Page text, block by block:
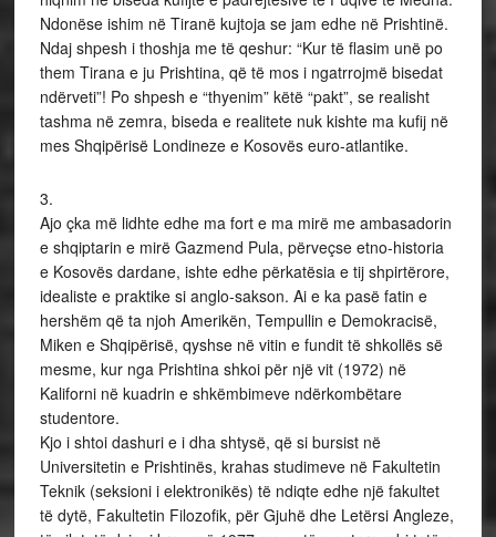
Ndonëse ishim në Tiranë kujtoja se jam edhe në Prishtinë.
Ndaj shpesh i thoshja me të qeshur: “Kur të flasim unë po
them Tirana e ju Prishtina, që të mos i ngatrrojmë bisedat
ndërveti”! Po shpesh e “thyenim” këtë “pakt”, se realisht
tashma në zemra, biseda e realitete nuk kishte ma kufij në
mes Shqipërisë Londineze e Kosovës euro-atlantike.
3.
Ajo çka më lidhte edhe ma fort e ma mirë me ambasadorin
e shqiptarin e mirë Gazmend Pula, përveçse etno-historia
e Kosovës dardane, ishte edhe përkatësia e tij shpirtërore,
idealiste e praktike si anglo-sakson. Ai e ka pasë fatin e
hershëm që ta njoh Amerikën, Tempullin e Demokracisë,
Miken e Shqipërisë, qyshse në vitin e fundit të shkollës së
mesme, kur nga Prishtina shkoi për një vit (1972) në
Kaliforni në kuadrin e shkëmbimeve ndërkombëtare
studentore.
Kjo i shtoi dashuri e i dha shtysë, që si bursist në
Universitetin e Prishtinës, krahas studimeve në Fakultetin
Teknik (seksioni i elektronikës) të ndiqte edhe një fakultet
të dytë, Fakultetin Filozofik, për Gjuhë dhe Letërsi Angleze,